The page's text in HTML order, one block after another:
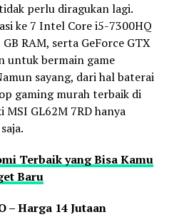
perlu diragukan lagi.
ke 7 Intel Core i5-7300HQ
RAM, serta GeForce GTX
untuk bermain game
sayang, dari hal baterai
gaming murah terbaik di
GL62M 7RD hanya
Terbaik yang Bisa Kamu
Baru
– Harga 14 Jutaan